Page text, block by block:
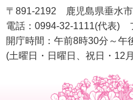
〒891-2192
鹿児島県垂水
電話：0994-32-1111(代表)
開庁時間：午前8時30分～午
(土曜日・日曜日、祝日・12